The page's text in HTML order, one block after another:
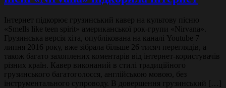
Інтернет підкорює грузинський кавер на культову пісню
«Smells like teen spirit» американської рок-групи «Nirvana».
Грузинська версія хіта, опублікована на каналі Youtube 7
липня 2016 року, вже зібрала більше 26 тисяч переглядів, а
також багато захоплених коментарів від інтернет-користувачів
різних країн. Кавер виконаний в стилі традиційного
грузинського багатоголосся, англійською мовою, без
інструментального супроводу. В довершення грузинський […]